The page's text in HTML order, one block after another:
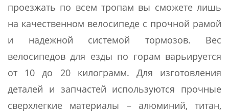
проезжать по всем тропам вы сможете лишь
на качественном велосипеде с прочной рамой
и надежной системой тормозов. Вес
велосипедов для езды по горам варьируется
от 10 до 20 килограмм. Для изготовления
деталей и запчастей используются прочные
сверхлегкие материалы – алюминий, титан,